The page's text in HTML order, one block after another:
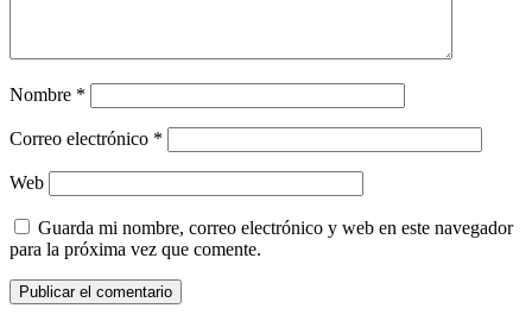
Nombre *
Correo electrónico *
Web
Guarda mi nombre, correo electrónico y web en este navegador
para la próxima vez que comente.